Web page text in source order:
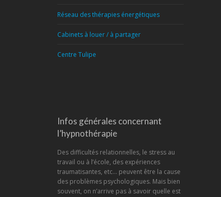
Réseau des thérapies énergétiques
Cabinets à louer / à partager
Centre Tulipe
Infos générales concernant
l’hypnothérapie
Des difficultés relationnelles, le stress au
travail ou à l’école, des expériences
traumatisantes, etc… peuvent être la cause
des problèmes psychologiques. Mais bien
souvent, on n’arrive pas à savoir quelle est